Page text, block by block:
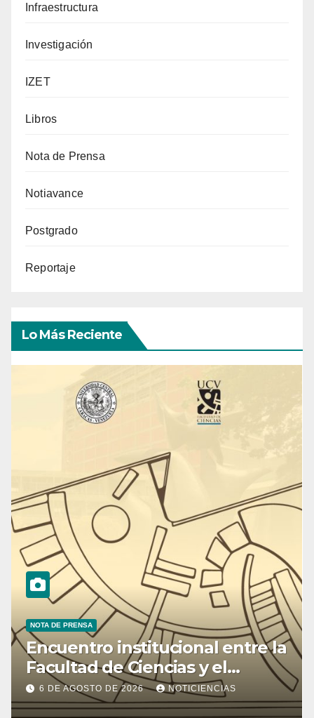
Infraestructura
Investigación
IZET
Libros
Nota de Prensa
Notiavance
Postgrado
Reportaje
Lo Más Reciente
NOTA DE PRENSA
Encuentro institucional entre la
Facultad de Ciencias y el
Ministerio de Ciencia y
Tecnología
6 DE AGOSTO DE 2026 NOTICIENCIAS